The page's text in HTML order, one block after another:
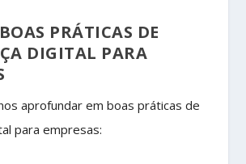
PRÁTICAS DE
DIGITAL PARA
aprofundar em boas práticas de
para empresas: